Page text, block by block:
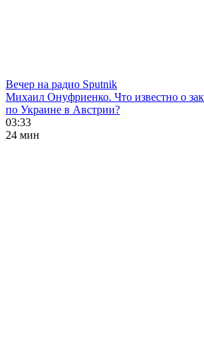
Вечер на радио Sputnik
Михаил Онуфриенко. Что известно о
по Украине в Австрии?
03:33
24 мин